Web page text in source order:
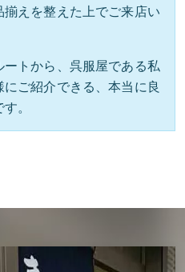
えを整えた上でご来店い
トから、呉服屋である私
ご紹介できる、本当に良
。